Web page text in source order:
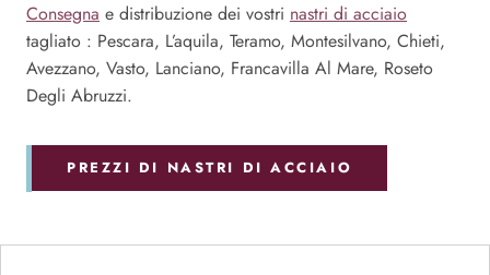
Consegna e distribuzione dei vostri nastri di acciaio
tagliato : Pescara, L’aquila, Teramo, Montesilvano, Chieti,
Avezzano, Vasto, Lanciano, Francavilla Al Mare, Roseto
Degli Abruzzi.
PREZZI DI NASTRI DI ACCIAIO